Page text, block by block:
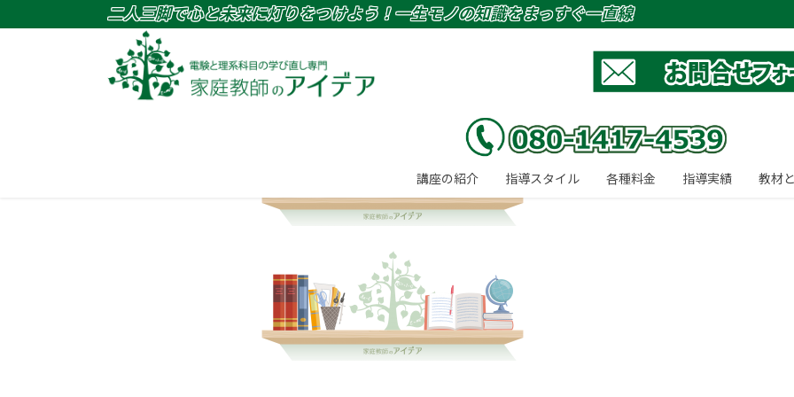
二人三脚で心と未来に灯りをつけよう！一生モノの知識をまっすぐ一直線
講座の紹介 指導スタイル 各種料金 指導実績 教材
work-middle-image